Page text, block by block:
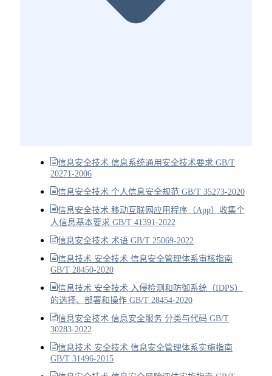
信息安全技术 信息系统通用安全技术要求 GB/T
20271-2006
信息安全技术 个人信息安全规范 GB/T 35273-2020
信息安全技术 移动互联网应用程序（App）收集个
人信息基本要求 GB/T 41391-2022
信息安全技术 术语 GB/T 25069-2022
信息技术 安全技术 信息安全管理体系审核指南
GB/T 28450-2020
信息技术 安全技术 入侵检测和防御系统（IDPS）
的选择、部署和操作 GB/T 28454-2020
信息安全技术 信息安全服务 分类与代码 GB/T
30283-2022
信息技术 安全技术 信息安全管理体系实施指南
GB/T 31496-2015